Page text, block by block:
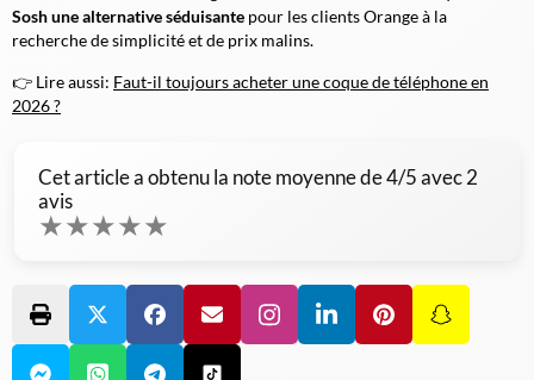
Sosh une alternative séduisante pour les clients Orange à la
recherche de simplicité et de prix malins.
👉 Lire aussi: Faut-il toujours acheter une coque de téléphone en
2026 ?
Cet article a obtenu la note moyenne de4/5 avec2
avis
★★★★★